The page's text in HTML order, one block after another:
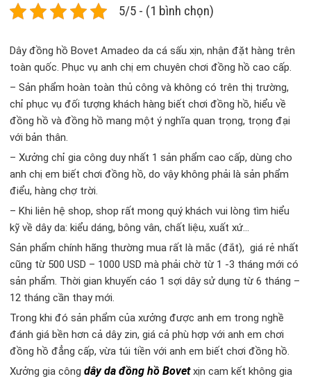
5/5 - (1 bình chọn)
Dây đồng hồ Bovet Amadeo da cá sấu xịn, nhận đặt hàng trên
toàn quốc. Phục vụ anh chị em chuyên chơi đồng hồ cao cấp.
– Sản phẩm hoàn toàn thủ công và không có trên thị trường,
chỉ phục vụ đối tượng khách hàng biết chơi đồng hồ, hiểu về
đồng hồ và đồng hồ mang một ý nghĩa quan trọng, trọng đại
với bản thân.
– Xưởng chỉ gia công duy nhất 1 sản phẩm cao cấp, dùng cho
anh chị em biết chơi đồng hồ, do vậy không phải là sản phẩm
điểu, hàng chợ trời.
– Khi liên hệ shop, shop rất mong quý khách vui lòng tìm hiểu
kỹ về dây da: kiểu dáng, bông vân, chất liệu, xuất xứ…
Sản phẩm chính hãng thường mua rất là mắc (đắt), giá rẻ nhất
cũng từ 500 USD – 1000 USD mà phải chờ từ 1 -3 tháng mới có
sản phẩm. Thời gian khuyến cáo 1 sợi dây sử dụng từ 6 tháng –
12 tháng cần thay mới.
Trong khi đó sản phẩm của xưởng được anh em trong nghề
đánh giá bền hơn cả dây zin, giá cả phù hợp với anh em chơi
đồng hồ đẳng cấp, vừa túi tiền với anh em biết chơi đồng hồ.
Xưởng gia côngdây da đồng hồ Bovetxịn cam kết không gia